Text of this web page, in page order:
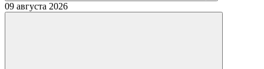
09 августа 2026